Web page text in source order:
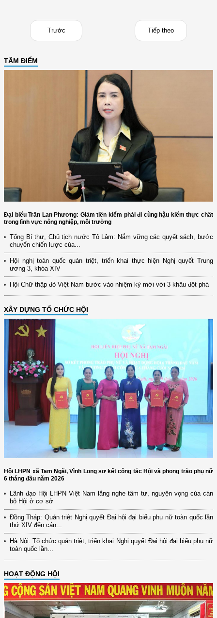
Trước Tiếp theo
TÂM ĐIỂM
Đại biểu Trần Lan Phương: Giảm tiền kiểm phải đi cùng hậu kiểm thực chất
trong lĩnh vực nông nghiệp, môi trường
Tổng Bí thư, Chủ tịch nước Tô Lâm: Nắm vững các quyết sách, bước
chuyển chiến lược của...
Hội nghị toàn quốc quán triệt, triển khai thực hiện Nghị quyết Trung
ương 3, khóa XIV
Hội Chữ thập đỏ Việt Nam bước vào nhiệm kỳ mới với 3 khâu đột phá
XÂY DỰNG TỔ CHỨC HỘI
Hội LHPN xã Tam Ngãi, Vĩnh Long sơ kết công tác Hội và phong trào phụ nữ
6 tháng đầu năm 2026
Lãnh đạo Hội LHPN Việt Nam lắng nghe tâm tư, nguyện vọng của cán
bộ Hội ở cơ sở
Đồng Tháp: Quán triệt Nghị quyết Đại hội đại biểu phụ nữ toàn quốc lần
thứ XIV đến cán...
Hà Nội: Tổ chức quán triệt, triển khai Nghị quyết Đại hội đại biểu phụ nữ
toàn quốc lần...
HOẠT ĐỘNG HỘI